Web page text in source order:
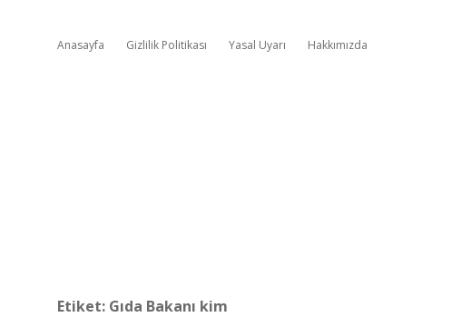
Anasayfa Gizlilik Politikası Yasal Uyarı Hakkımızda
Etiket: Gıda Bakanı kim